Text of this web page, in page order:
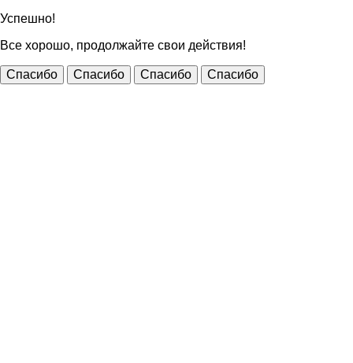
Успешно!
Все хорошо, продолжайте свои действия!
Спасибо Спасибо Спасибо Спасибо